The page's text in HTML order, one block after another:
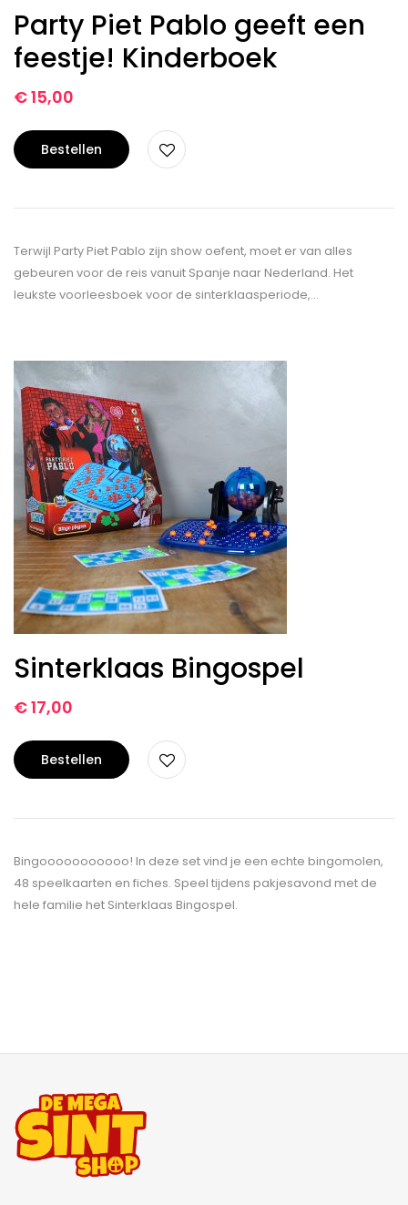
Party Piet Pablo geeft een
feestje! Kinderboek
€15,00
Bestellen
Terwijl Party Piet Pablo zijn show oefent, moet er van alles
gebeuren voor de reis vanuit Spanje naar Nederland. Het
leukste voorleesboek voor de sinterklaasperiode,…
Sinterklaas Bingospel
€17,00
Bestellen
Bingooooooooooo! In deze set vind je een echte bingomolen,
48 speelkaarten en fiches. Speel tijdens pakjesavond met de
hele familie het Sinterklaas Bingospel.